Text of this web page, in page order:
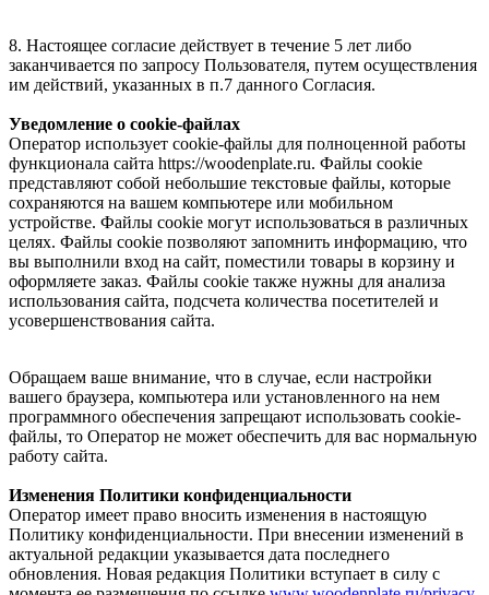
8. Настоящее согласие действует в течение 5 лет либо
заканчивается по запросу Пользователя, путем осуществления
им действий, указанных в п.7 данного Согласия.
Уведомление о cookie-файлах
Оператор использует cookie-файлы для полноценной работы
функционала сайта https://woodenplate.ru. Файлы cookie
представляют собой небольшие текстовые файлы, которые
сохраняются на вашем компьютере или мобильном
устройстве. Файлы cookie могут использоваться в различных
целях. Файлы cookie позволяют запомнить информацию, что
вы выполнили вход на сайт, поместили товары в корзину и
оформляете заказ. Файлы cookie также нужны для анализа
использования сайта, подсчета количества посетителей и
усовершенствования сайта.
Обращаем ваше внимание, что в случае, если настройки
вашего браузера, компьютера или установленного на нем
программного обеспечения запрещают использовать cookie-
файлы, то Оператор не может обеспечить для вас нормальную
работу сайта.
Изменения Политики конфиденциальности
Оператор имеет право вносить изменения в настоящую
Политику конфиденциальности. При внесении изменений в
актуальной редакции указывается дата последнего
обновления. Новая редакция Политики вступает в силу с